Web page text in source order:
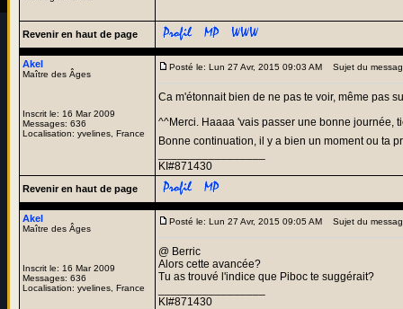
Revenir en haut de page
Akel
Maître des Âges
Inscrit le: 16 Mar 2009
Messages: 636
Localisation: yvelines, France
Posté le: Lun 27 Avr, 2015 09:03 AM Sujet du
Ca m'étonnait bien de ne pas te voir, même pas
^^Merci. Haaaa 'vais passer une bonne journée,
Bonne continuation, il y a bien un moment ou ta
KI#871430
Revenir en haut de page
Akel
Maître des Âges
Inscrit le: 16 Mar 2009
Messages: 636
Localisation: yvelines, France
Posté le: Lun 27 Avr, 2015 09:05 AM Sujet du
@ Berric
Alors cette avancée?
Tu as trouvé l'indice que Piboc te suggérait?
KI#871430